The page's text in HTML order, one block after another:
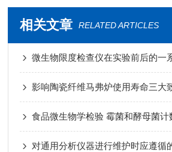
相关文章 RELATED ARTICLES
微生物限度检查仪在实验前后的一
影响陶瓷纤维马弗炉使用寿命三大
对通用分析仪器进行维护时应遵循